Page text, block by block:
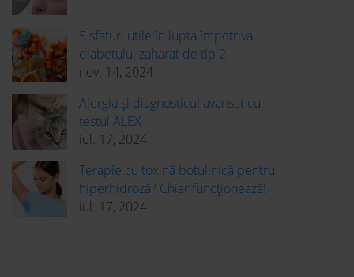
5 sfaturi utile în lupta împotriva
diabetului zaharat de tip 2
nov. 14, 2024
Alergia și diagnosticul avansat cu
testul ALEX
iul. 17, 2024
Terapie cu toxină botulinică pentru
hiperhidroză? Chiar funcționează!
iul. 17, 2024